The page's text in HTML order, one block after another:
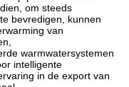
om steeds
bevredigen, kunnen
van
warmwatersystemen
intelligente
in de export van